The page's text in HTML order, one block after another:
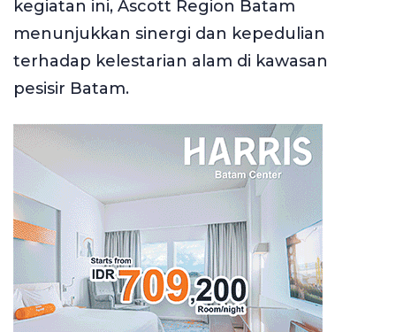
kegiatan ini, Ascott Region Batam
menunjukkan sinergi dan kepedulian
terhadap kelestarian alam di kawasan
pesisir Batam.